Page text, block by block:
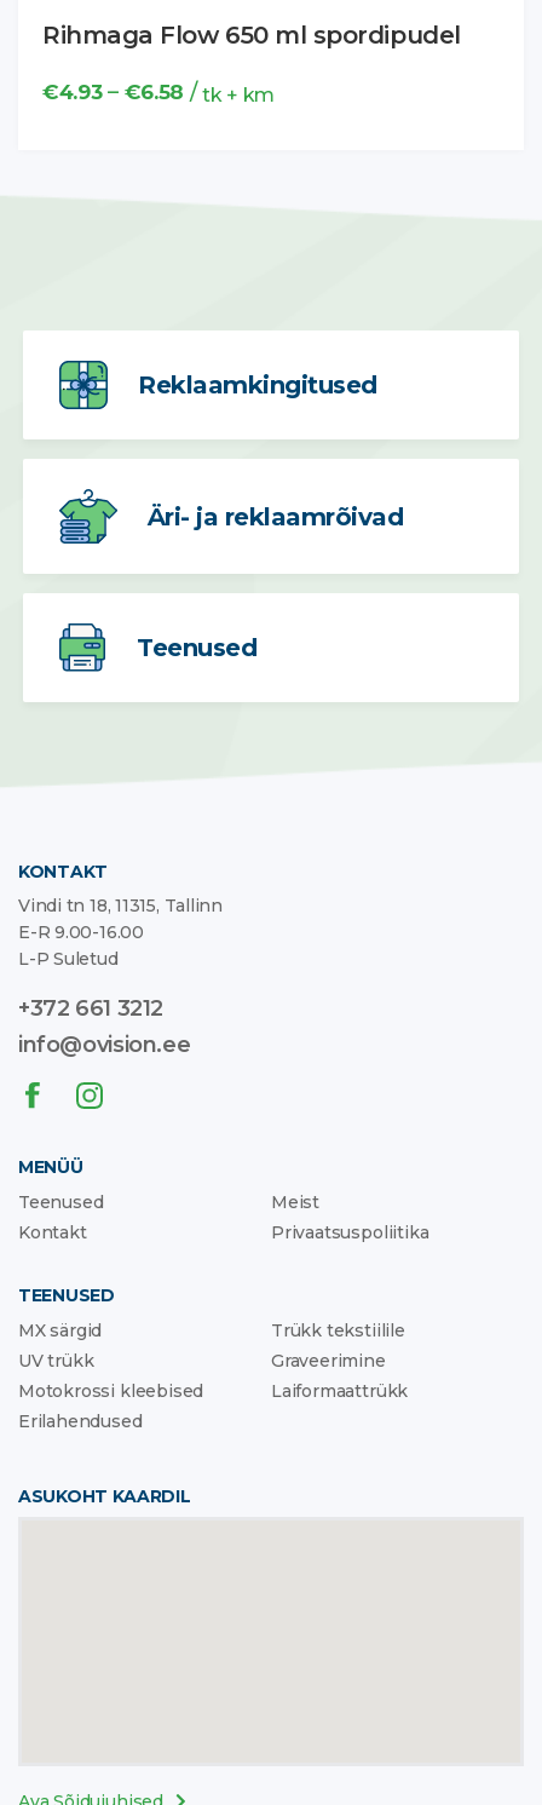
Rihmaga Flow 650 ml spordipudel
€4.93 – €6.58 Hinnavahemik:
€6.58
/ tk + km
Reklaamkingitused
Äri- ja reklaamrõivad
Teenused
KONTAKT
Vindi tn 18, 11315, Tallinn
E-R 9.00-16.00
L-P Suletud
+372 661 3212
info@ovision.ee
MENÜÜ
Teenused
Meist
Kontakt
Privaatsuspoliitika
TEENUSED
MX särgid
Trükk tekstiilile
UV trükk
Graveerimine
Motokrossi kleebised
Laiformaattrükk
Erilahendused
ASUKOHT KAARDIL